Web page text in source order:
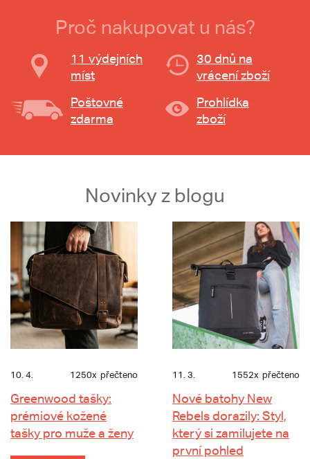
Proč nakupovat u nás?
11 výdejních
míst
30 dnů na
vrácení zboží
Poštovné
zdarma
Prohlídka
zboží
Novinky z blogu
10. 4. 1250x přečteno
Greenwood tašky:
prémiové kožené
tašky pro muže a ženy
11. 3. 1552x přečteno
Nové batohy New
Rebels dorazily: Styl,
který si zamilujete na
první pohled